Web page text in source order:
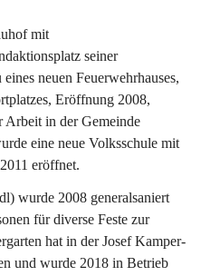
mit
seiner
neuen Feuerwehrhauses,
Eröffnung 2008,
Arbeit in der Gemeinde
eine neue Volksschule mit
eröffnet.
wurde 2008 generalsaniert
für diverse Feste zur
hat in der Josef Kamper-
und wurde 2018 in Betrieb